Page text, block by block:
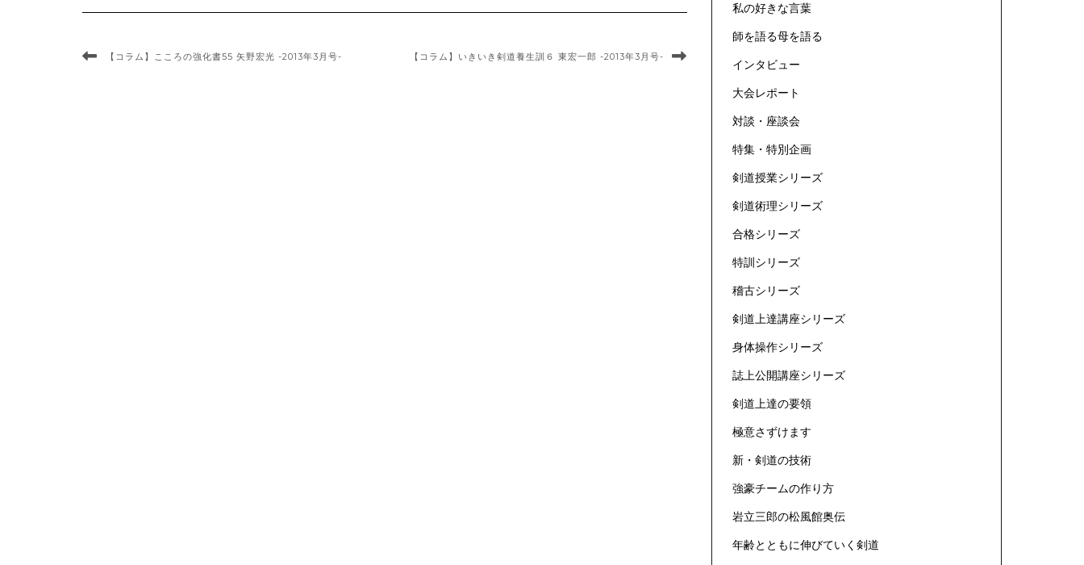
【コラム】こころの強化書55 矢野宏光 -2013年3月号- 【コラム】いきいき剣道養生訓６ 東宏一郎 -2013年3月号-
私の好きな言葉
師を語る母を語る
インタビュー
大会レポート
対談・座談会
特集・特別企画
剣道授業シリーズ
剣道術理シリーズ
合格シリーズ
特訓シリーズ
稽古シリーズ
剣道上達講座シリーズ
身体操作シリーズ
誌上公開講座シリーズ
剣道上達の要領
極意さずけます
新・剣道の技術
強豪チームの作り方
岩立三郎の松風館奥伝
年齢とともに伸びていく剣道